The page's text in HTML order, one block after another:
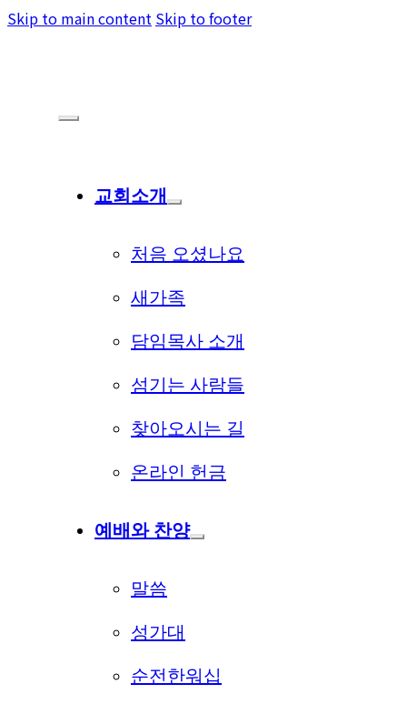
Skip to main content Skip to footer
교회소개
처음 오셨나요
새가족
담임목사 소개
섬기는 사람들
찾아오시는 길
온라인 헌금
예배와 찬양
말씀
성가대
순전한워십